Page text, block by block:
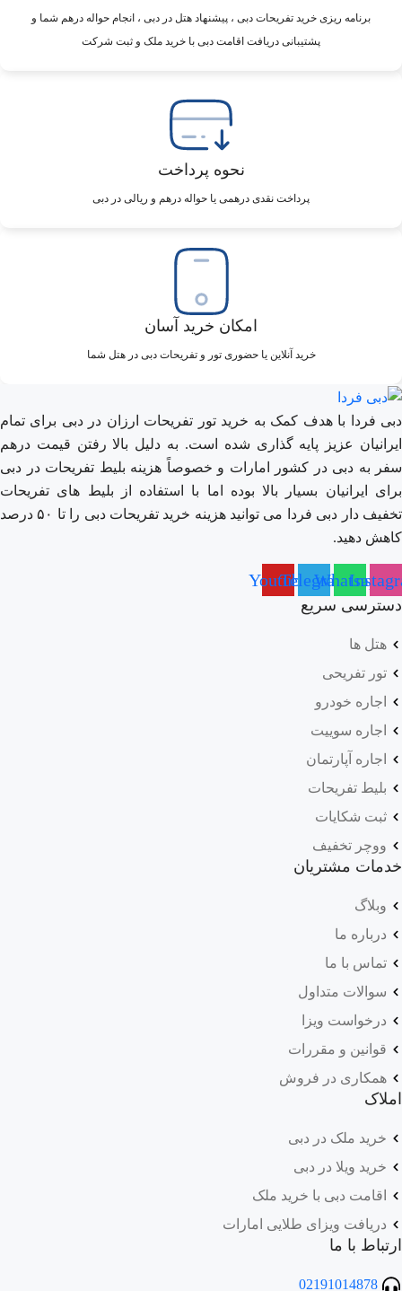
برنامه ریزی خرید تفریحات دبی ، پیشنهاد هتل در دبی ، انجام حواله درهم شما و
پشتیبانی دریافت اقامت دبی با خرید ملک و ثبت شرکت
نحوه پرداخت
پرداخت نقدی درهمی یا حواله درهم و ریالی در دبی
امکان خرید آسان
خرید آنلاین یا حضوری تور و تفریحات دبی در هتل شما
دبی فردا با هدف کمک به خرید تور تفریحات ارزان در دبی برای تمام
ایرانیان عزیز پایه گذاری شده است. به دلیل بالا رفتن قیمت درهم
سفر به دبی در کشور امارات و خصوصاً هزینه بلیط تفریحات در دبی
برای ایرانیان بسیار بالا بوده اما با استفاده از بلیط های تفریحات
تخفیف دار دبی فردا می توانید هزینه خرید تفریحات دبی را تا ۵۰ درصد
کاهش دهید.
Whatsapp
Telegram
Youtube
دسترسی سریع
هتل ها
تور تفریحی
اجاره خودرو
اجاره سوییت
اجاره آپارتمان
بلیط تفریحات
ثبت شکایات
ووچر تخفیف
خدمات مشتریان
وبلاگ
درباره ما
تماس با ما
سوالات متداول
درخواست ویزا
قوانین و مقررات
همکاری در فروش
املاک
خرید ملک در دبی
خرید ویلا در دبی
اقامت دبی با خرید ملک
دریافت ویزای طلایی امارات
ارتباط با ما
02191014878